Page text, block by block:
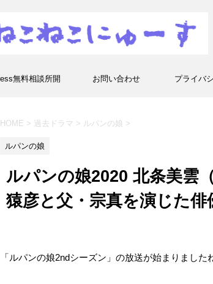
無料相談所開
ます！
お問い合わせ プライバ
HOME > 過去ドラマ > ルパンの娘 >
ルパンの娘
ルパンの娘2020 北条美雲
猿彦と父・宗真を演じた俳
「ルパンの娘2ndシーズン」の放送が始まりました